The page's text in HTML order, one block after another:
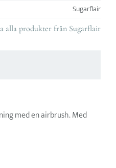
Sugarflair
alla produkter från Sugarflair
med en airbrush. Med